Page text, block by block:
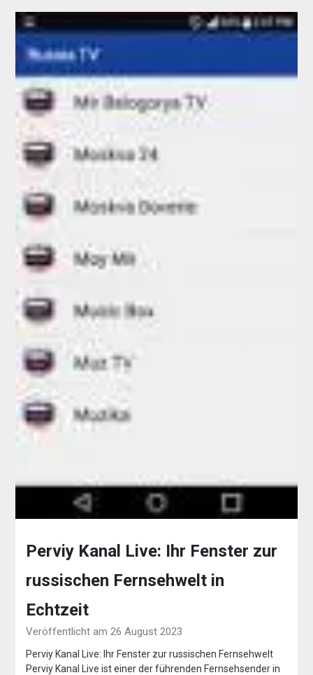
Perviy Kanal Live: Ihr Fenster zur
russischen Fernsehwelt in
Echtzeit
Veröffentlicht am 26 August 2023
Perviy Kanal Live: Ihr Fenster zur russischen Fernsehwelt
Perviy Kanal Live ist einer der führenden Fernsehsender in